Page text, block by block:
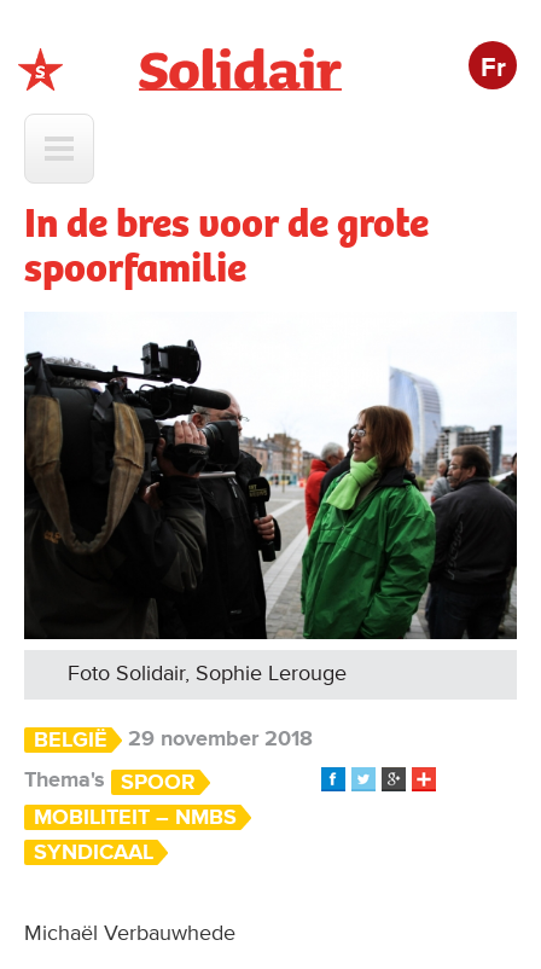
Fr
In de bres voor de grote
spoorfamilie
Foto Solidair, Sophie Lerouge
BELGIË
29 november 2018
Thema's
SPOOR
MOBILITEIT – NMBS
SYNDICAAL
Michaël Ver­bauwhede